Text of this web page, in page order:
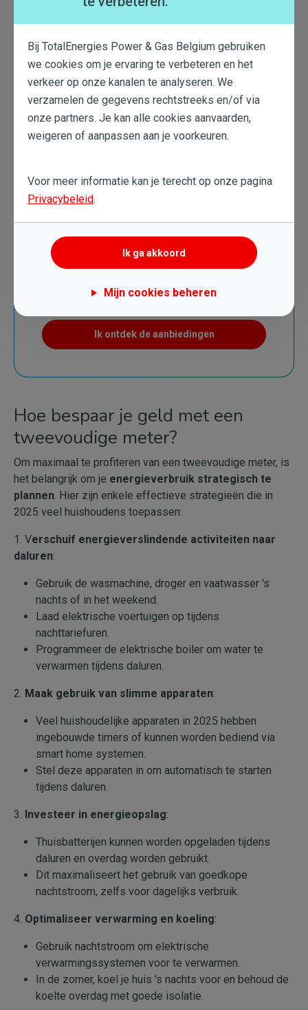
verbruiksanalyse en de actuele tarieven.
Deel de installatiekosten door de jaarlijkse
besparingen om te zien hoe snel je de investering
terugverdient
In veel gevallen kan de investeringbinnen 1-2 jaar
worden terugverdiend, afhankelijk van je
verbruikspatroon en de tariefverschillen tussen dag en
Betaalt u de juiste prijs
voor uw energie? Vergelijk
nu onze aanbiedingen!
Ik ontdek de aanbiedingen
Hoe bespaar je geld met een
tweevoudige meter?
Om maximaal te profiteren van een tweevoudige meter, is
het belangrijk om je energieverbruik strategisch te
plannen. Hier zijn enkele effectieve strategieën die in
2025 veel huishoudens toepassen:
1. Verschuif energieverslindende activiteiten naar
daluren:
Gebruik de wasmachine, droger en vaatwasser 's
nachts of in het weekend.
Laad elektrische voertuigen op tijdens
nachttariefuren.
Programmeer de elektrische boiler om water te
verwarmen tijdens daluren.
2. Maak gebruik van slimme apparaten:
Veel huishoudelijke apparaten in 2025 hebben
ingebouwde timers of kunnen worden bediend via
smart home systemen.
Stel deze apparaten in om automatisch te starten
tijdens daluren.
3. Investeer in energieopslag:
Thuisbatterijen kunnen worden opgeladen tijdens
daluren en overdag worden gebruikt.
Dit maximaliseert het gebruik van goedkope
nachtstroom, zelfs voor dagelijks verbruik.
4. Optimaliseer verwarming en koeling:
Gebruik nachtstroom om elektrische
verwarmingssystemen voor te verwarmen.
In de zomer, koel je huis 's nachts voor en behoud de
koelte overdag met goede isolatie.
Bij TotalEnergies Power & Gas Belgium gebruiken
we cookies om je ervaring te verbeteren en het
verkeer op onze kanalen te analyseren. We
verzamelen de gegevens rechtstreeks en/of via
onze partners. Je kan alle cookies aanvaarden,
weigeren of aanpassen aan je voorkeuren.
Voor meer informatie kan je terecht op onze pagina
Privacybeleid.
Ik ga akkoord
Mijn cookies beheren